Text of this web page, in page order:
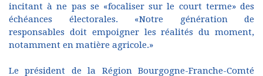
incitant à ne pas se «focaliser sur le court terme» des
échéances électorales. «Notre génération de
responsables doit empoigner les réalités du moment,
notamment en matière agricole.»
Le président de la Région Bourgogne-Franche-Comté